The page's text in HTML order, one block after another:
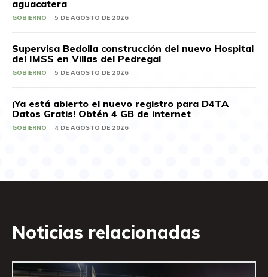
aguacatera
GOBIERNO 5 DE AGOSTO DE 2026
Supervisa Bedolla construcción del nuevo Hospital
del IMSS en Villas del Pedregal
GOBIERNO 5 DE AGOSTO DE 2026
¡Ya está abierto el nuevo registro para D4TA
Datos Gratis! Obtén 4 GB de internet
GOBIERNO 4 DE AGOSTO DE 2026
Noticias relacionadas